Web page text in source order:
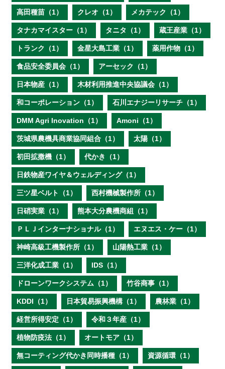
高田種苗（1） クレオ（1） メカテック（1）
タナカマイスター（1） タニタ（1） 蔵王産業（1）
トランク（1） 金星大島工業（1） 薬用作物（1）
食品安全委員会（1） アーセック（1）
日本物産（1） 木材利用推進中央協議会（1）
和コーポレーション（1） 石川エナジーリサーチ（1）
DMM Agri Inovation（1） Amoni（1）
茨城県農機具商業協同組合（1） 太陽（1）
初田拡撒機（1） 代かき（1）
日鉄物産ワイヤ＆ウェルディング（1）
三ツ星ベルト（1） 西村機械製作所（1）
日硝実業（1） 熊本大分農機商組（1）
ＰＬＪインターナショナル（1） エヌエス・ケー（1）
神崎高級工機製作所（1） 山陽熱工業（1）
三洋化成工業（1） IDS（1）
ドローンワークシステム（1） 竹谷商事（1）
KDDI（1） 日本貿易振興機構（1） 農林業（1）
経営所得安定（1） 令和３年産（1）
植物防疫法（1） オートモア（1）
無コーティング代かき同時播種（1） 資源循環（1）